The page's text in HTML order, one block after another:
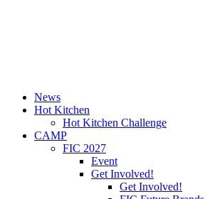
News
Hot Kitchen
Hot Kitchen Challenge
CAMP
FIC 2027
Event
Get Involved!
Get Involved!